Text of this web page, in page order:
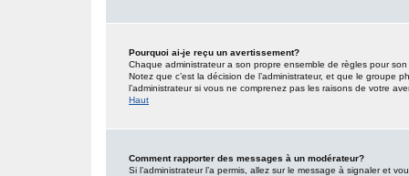
Pourquoi ai-je reçu un avertissement?
Chaque administrateur a son propre ensemble de règles pour
Notez que c’est la décision de l’administrateur, et que le groupe
l’administrateur si vous ne comprenez pas les raisons de votre
Haut
Comment rapporter des messages à un modérateur?
Si l’administrateur l’a permis, allez sur le message à signaler et